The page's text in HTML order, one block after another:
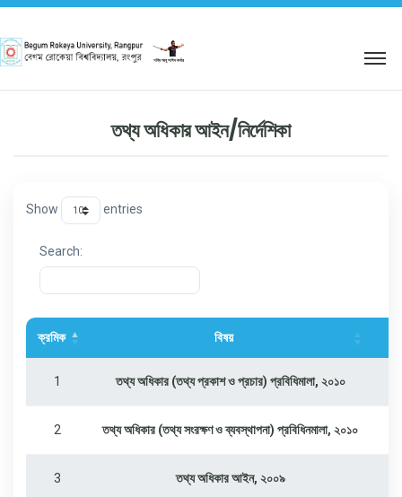
শহিদ আবু সাঈদ কর্নার
তথ্য অধিকার আইন/নির্দেশিকা
Show entries
Search:
ক্রমিক বিষয়
1 তথ্য অধিকার (তথ্য প্রকাশ ও প্রচার) প্রবিধিমালা, ২০১০
2 তথ্য অধিকার (তথ্য সংরক্ষণ ও ব্যবস্থাপনা) প্রবিধিনমালা, ২০১০
3 তথ্য অধিকার আইন, ২০০৯